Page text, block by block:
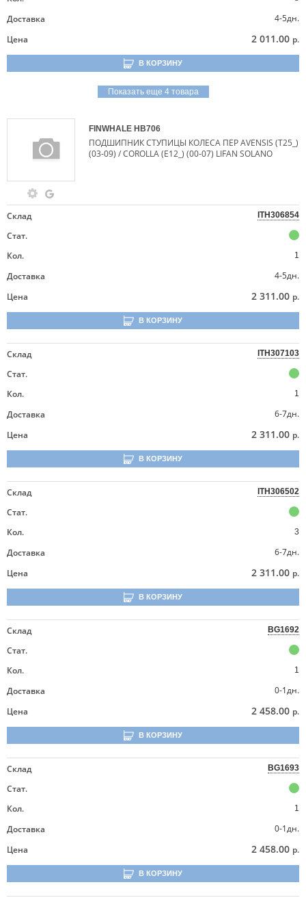
Доставка
4-5дн.
Цена
2 011.00 р.
В КОРЗИНУ
Показать еще 4 товара
FINWHALE HB706
ПОДШИПНИК СТУПИЦЫ КОЛЕСА ПЕР AVENSIS (T25_)
(03-09) / COROLLA (E12_) (00-07) LIFAN SOLANO
Склад ITH306854
Стат.
Кол.
1
Доставка
4-5дн.
Цена
2 311.00 р.
В КОРЗИНУ
Склад ITH307103
Стат.
Кол.
1
Доставка
6-7дн.
Цена
2 311.00 р.
В КОРЗИНУ
Склад ITH306502
Стат.
Кол.
3
Доставка
6-7дн.
Цена
2 311.00 р.
В КОРЗИНУ
Склад BG1692
Стат.
Кол.
1
Доставка
0-1дн.
Цена
2 458.00 р.
В КОРЗИНУ
Склад BG1693
Стат.
Кол.
1
Доставка
0-1дн.
Цена
2 458.00 р.
В КОРЗИНУ